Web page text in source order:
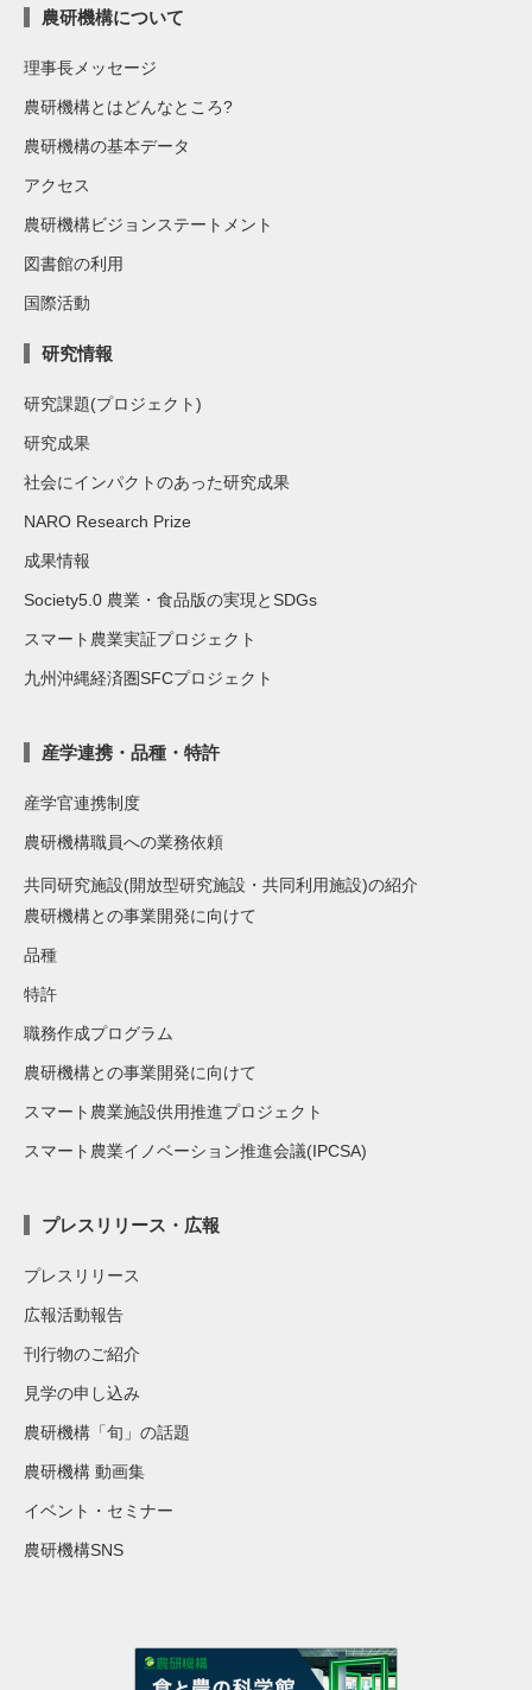
農研機構について
理事長メッセージ
農研機構とはどんなところ?
農研機構の基本データ
アクセス
農研機構ビジョンステートメント
図書館の利用
国際活動
研究情報
研究課題(プロジェクト)
研究成果
社会にインパクトのあった研究成果
NARO Research Prize
成果情報
Society5.0 農業・食品版の実現とSDGs
スマート農業実証プロジェクト
九州沖縄経済圏SFCプロジェクト
産学連携・品種・特許
産学官連携制度
農研機構職員への業務依頼
共同研究施設(開放型研究施設・共同利用施設)の紹介
農研機構との事業開発に向けて
品種
特許
職務作成プログラム
農研機構との事業開発に向けて
スマート農業施設供用推進プロジェクト
スマート農業イノベーション推進会議(IPCSA)
プレスリリース・広報
プレスリリース
広報活動報告
刊行物のご紹介
見学の申し込み
農研機構「旬」の話題
農研機構 動画集
イベント・セミナー
農研機構SNS